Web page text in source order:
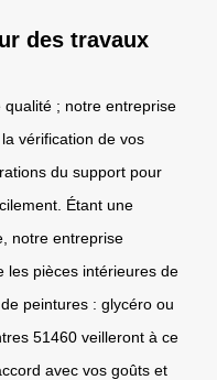
des travaux
; notre entreprise
vérification de vos
du support pour
Étant une
notre entreprise
les pièces intérieures de
peintures : glycéro ou
51460 veilleront à ce
avec vos goûts et